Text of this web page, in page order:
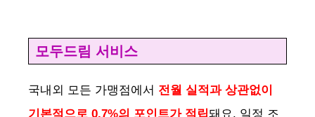
모두드림 서비스
국내외 모든 가맹점에서 전월 실적과 상관없이
기본적으로 0.7%의 포인트가 적립돼요. 일정 조